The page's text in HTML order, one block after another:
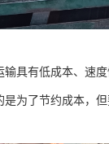
输具有低成本、速
是为了节约成本，